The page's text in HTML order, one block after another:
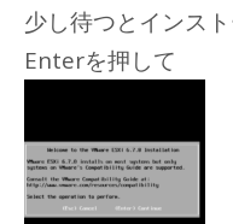
少し待つとインスト
Enterを押して